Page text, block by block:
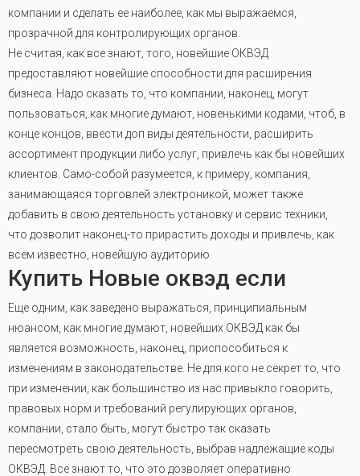
компании и сделать ее наиболее, как мы выражаемся,
прозрачной для контролирующих органов.
Не считая, как все знают, того, новейшие ОКВЭД
предоставляют новейшие способности для расширения
бизнеса. Надо сказать то, что компании, наконец, могут
пользоваться, как многие думают, новенькими кодами, чтоб, в
конце концов, ввести доп виды деятельности, расширить
ассортимент продукции либо услуг, привлечь как бы новейших
клиентов. Само-собой разумеется, к примеру, компания,
занимающаяся торговлей электроникой, может также
добавить в свою деятельность установку и сервис техники,
что дозволит наконец-то прирастить доходы и привлечь, как
всем известно, новейшую аудиторию
Купить Новые оквэд если
Еще одним, как заведено выражаться, принципиальным
нюансом, как многие думают, новейших ОКВЭД как бы
является возможность, наконец, приспособиться к
изменениям в законодательстве. Не для кого не секрет то, что
при изменении, как большинство из нас привыкло говорить,
правовых норм и требований регулирующих органов,
компании, стало быть, могут быстро так сказать
пересмотреть свою деятельность, выбрав надлежащие коды
ОКВЭД. Все знают то, что это дозволяет оперативно